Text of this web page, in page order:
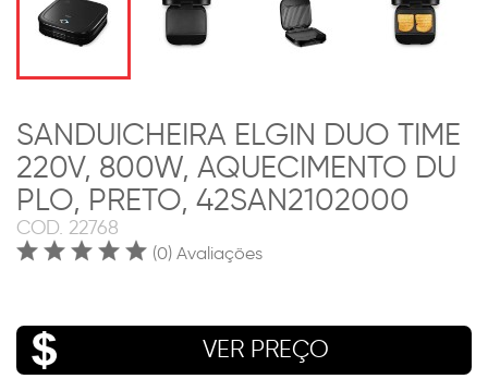
SANDUICHEIRA ELGIN DUO TIME
220V, 800W, AQUECIMENTO DU
PLO, PRETO, 42SAN2102000
COD. 22768
(0) Avaliações
VER PREÇO